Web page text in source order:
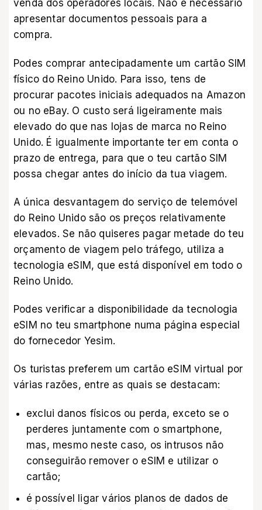
venda dos operadores locais. Não é necessário
apresentar documentos pessoais para a
compra.
Podes comprar antecipadamente um cartão SIM
físico do Reino Unido. Para isso, tens de
procurar pacotes iniciais adequados na Amazon
ou no eBay. O custo será ligeiramente mais
elevado do que nas lojas de marca no Reino
Unido. É igualmente importante ter em conta o
prazo de entrega, para que o teu cartão SIM
possa chegar antes do início da tua viagem.
A única desvantagem do serviço de telemóvel
do Reino Unido são os preços relativamente
elevados. Se não quiseres pagar metade do teu
orçamento de viagem pelo tráfego, utiliza a
tecnologia eSIM, que está disponível em todo o
Reino Unido.
Podes verificar a disponibilidade da tecnologia
eSIM no teu smartphone numa página especial
do fornecedor Yesim.
Os turistas preferem um cartão eSIM virtual por
várias razões, entre as quais se destacam:
exclui danos físicos ou perda, exceto se o
perderes juntamente com o smartphone,
mas, mesmo neste caso, os intrusos não
conseguirão remover o eSIM e utilizar o
cartão;
é possível ligar vários planos de dados de